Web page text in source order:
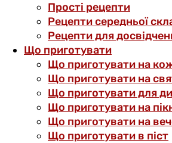
Прості рецепти
Рецепти середньої
Рецепти для
Що приготувати
Що приготувати на
Що приготувати на
Що приготувати для
Що приготувати на
Що приготувати на
Що приготувати в піст